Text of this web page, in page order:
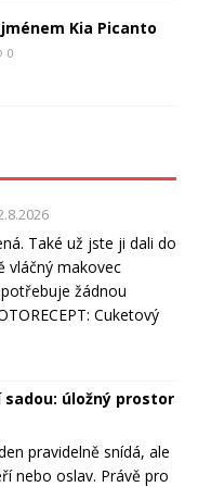
Kia Picanto
0
Také už jste ji dali do
vláčný makovec
žádnou
Cuketový
sadou: úložný prostor
pravidelně snídá, ale
nebo oslav. Právě pro